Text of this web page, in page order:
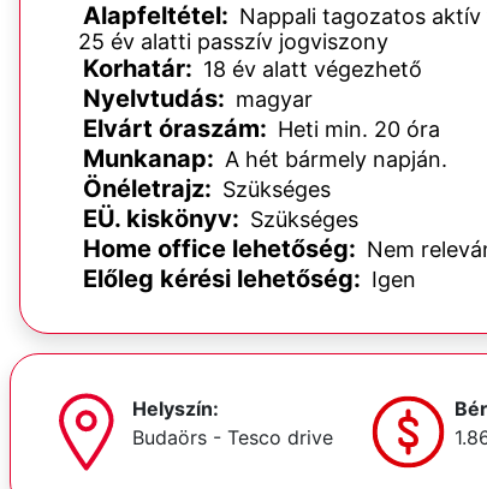
Alapfeltétel: Nappali tagozatos aktív
25 év alatti passzív jogviszony
Korhatár: 18 év alatt végezhető
Nyelvtudás: magyar
Elvárt óraszám: Heti min. 20 óra
Munkanap: A hét bármely napján.
Önéletrajz: Szükséges
EÜ. kiskönyv: Szükséges
Home office lehetőség: Nem
Előleg kérési lehetőség: Igen
Helyszín:
Budaörs - Tesco drive